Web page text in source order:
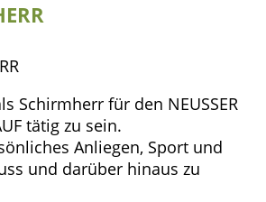
Schirmherr für den NEUSSER
tätig zu sein.
Anliegen, Sport und
und darüber hinaus zu